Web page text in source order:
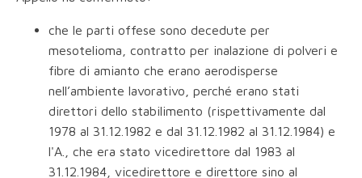
che le parti offese sono decedute per
mesotelioma, contratto per inalazione di polveri e
fibre di amianto che erano aerodisperse
nell’ambiente lavorativo, perché erano stati
direttori dello stabilimento (rispettivamente dal
1978 al 31.12.1982 e dal 31.12.1982 al 31.12.1984) e
l'A., che era stato vicedirettore dal 1983 al
31.12.1984, vicedirettore e direttore sino al